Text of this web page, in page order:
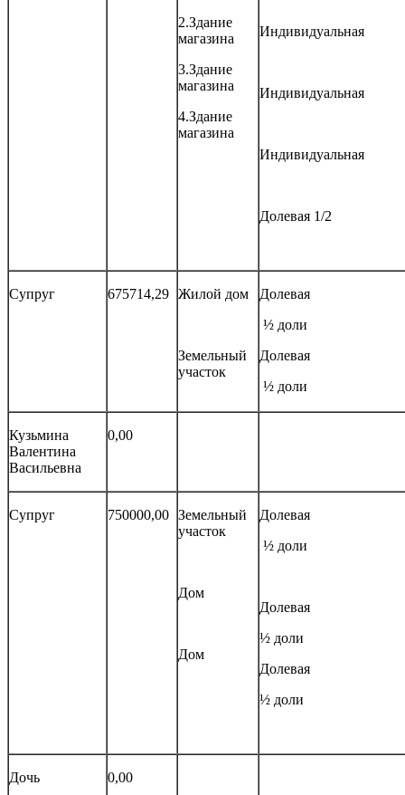
2.Здание
магазина
3.Здание
магазина
4.Здание
магазина
Индивидуальная
Индивидуальная
Индивидуальная
Долевая 1/2
Супруг 675714,29 Жилой дом
Земельный
участок
Долевая
½ доли
Долевая
½ доли
Кузьмина
Валентина
Васильевна
0,00
Супруг 750000,00 Земельный
участок
Дом
Дом
Долевая
½ доли
Долевая
½ доли
Долевая
½ доли
Дочь 0,00